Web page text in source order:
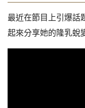
最近在節目上引爆話
起來分享她的隆乳蛻